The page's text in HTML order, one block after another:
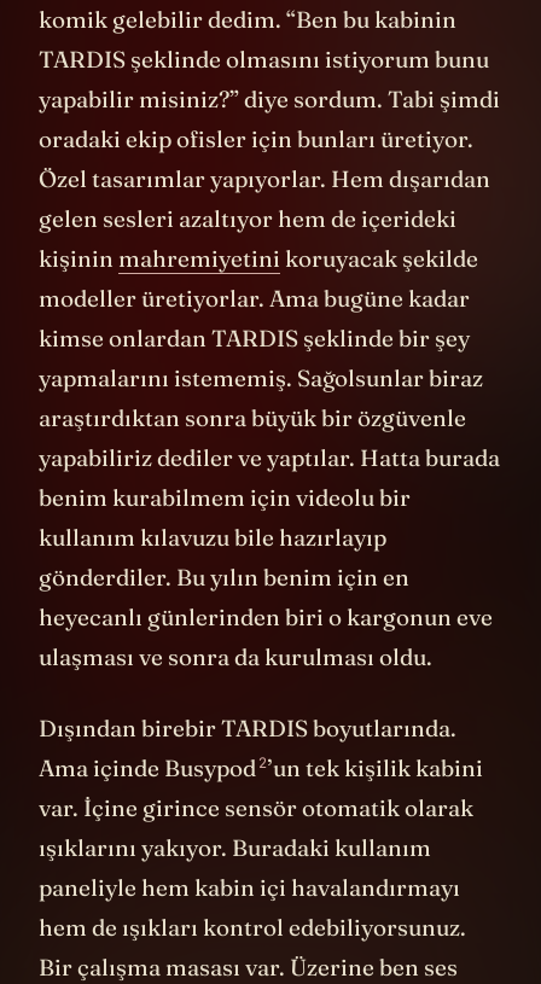
komik gelebilir dedim. “Ben bu kabinin
TARDIS şeklinde olmasını istiyorum bunu
yapabilir misiniz?” diye sordum. Tabi şimdi
oradaki ekip ofisler için bunları üretiyor.
Özel tasarımlar yapıyorlar. Hem dışarıdan
gelen sesleri azaltıyor hem de içerideki
kişinin mahremiyetini koruyacak şekilde
modeller üretiyorlar. Ama bugüne kadar
kimse onlardan TARDIS şeklinde bir şey
yapmalarını istememiş. Sağolsunlar biraz
araştırdıktan sonra büyük bir özgüvenle
yapabiliriz dediler ve yaptılar. Hatta burada
benim kurabilmem için videolu bir
kullanım kılavuzu bile hazırlayıp
gönderdiler. Bu yılın benim için en
heyecanlı günlerinden biri o kargonun eve
ulaşması ve sonra da kurulması oldu.
Dışından birebir TARDIS boyutlarında.
Ama içinde Busypod2’un tek kişilik kabini
var. İçine girince sensör otomatik olarak
ışıklarını yakıyor. Buradaki kullanım
paneliyle hem kabin içi havalandırmayı
hem de ışıkları kontrol edebiliyorsunuz.
Bir çalışma masası var. Üzerine ben ses